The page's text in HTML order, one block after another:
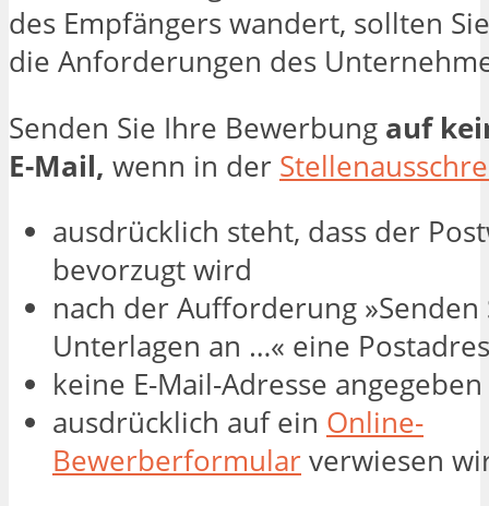
des Empfängers wandert, sollten
die Anforderungen des
Senden Sie Ihre Bewerbung auf
E-Mail, wenn in der
ausdrücklich steht, dass der
bevorzugt wird
nach der Aufforderung »Senden
Unterlagen an …« eine
keine E-Mail-Adresse
ausdrücklich auf ein Online-
Bewerberformular verwiesen